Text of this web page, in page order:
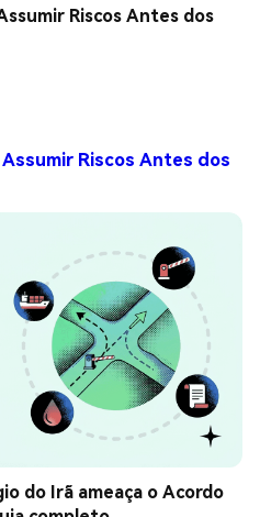
Riscos Antes dos
Riscos Antes dos
do Irã ameaça o Acordo